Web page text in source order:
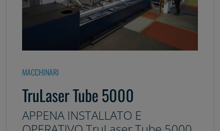
MACCHINARI
TruLaser Tube 5000
APPENA INSTALLATO E